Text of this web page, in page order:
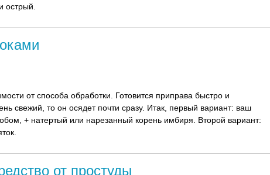
острый.
от способа обработки. Готовится приправа быстро и
свежий, то он осядет почти сразу. Итак, первый вариант: ваш
+ натертый или нарезанный корень имбиря. Второй вариант:
от простуды